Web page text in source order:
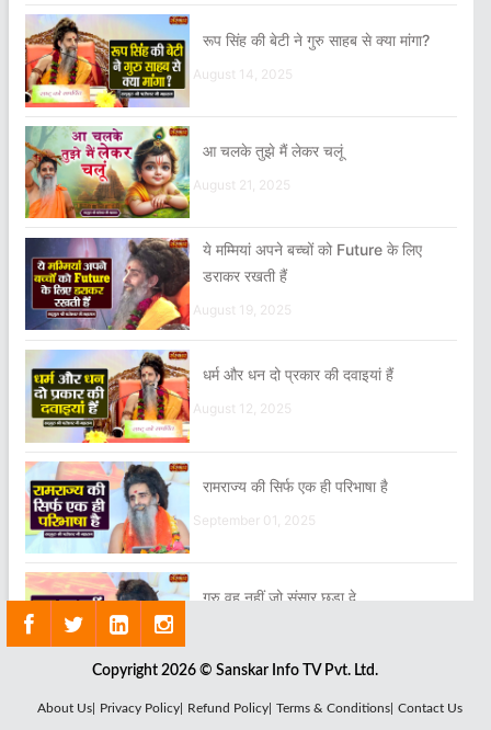
रूप सिंह की बेटी ने गुरु साहब से क्या मांगा?
August 14, 2025
आ चलके तुझे मैं लेकर चलूं
August 21, 2025
ये मम्मियां अपने बच्चों को Future के लिए
डराकर रखती हैं
August 19, 2025
धर्म और धन दो प्रकार की दवाइयां हैं
August 12, 2025
रामराज्य की सिर्फ एक ही परिभाषा है
September 01, 2025
गुरु वह नहीं जो संसार छुड़ा दे
ध्यान घनश्यान का दीवाना बना देता है
Copyright 2026 © Sanskar Info TV Pvt. Ltd.
About Us| Privacy Policy| Refund Policy| Terms & Conditions| Contact Us